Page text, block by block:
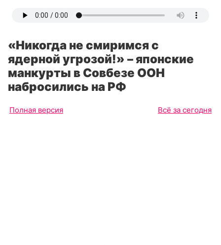
«Никогда не смиримся с
ядерной угрозой!» – японские
манкурты в Совбезе ООН
набросились на РФ
Полная версия Всё за сегодня